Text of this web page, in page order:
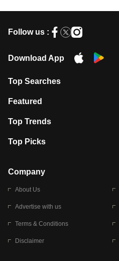
Follow us :
Download App
Top Searches
मुंबई में लगे 'जेन जी' के पोस्टर, लिखा- 'मैं
Featured
10 अगस्त को विधानसभा का घेराव करेंगे
Top Trends
RBI का नया नियम: अब बैंकों को अपनी सभी
Top Picks
बारिश की चेतावनी
Company
About Us
Advertise with us
Terms & Conditions
Disclaimer